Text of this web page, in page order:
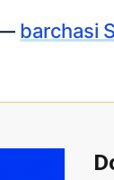
barchasi